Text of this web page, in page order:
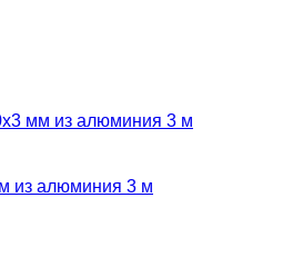
из алюминия 3 м